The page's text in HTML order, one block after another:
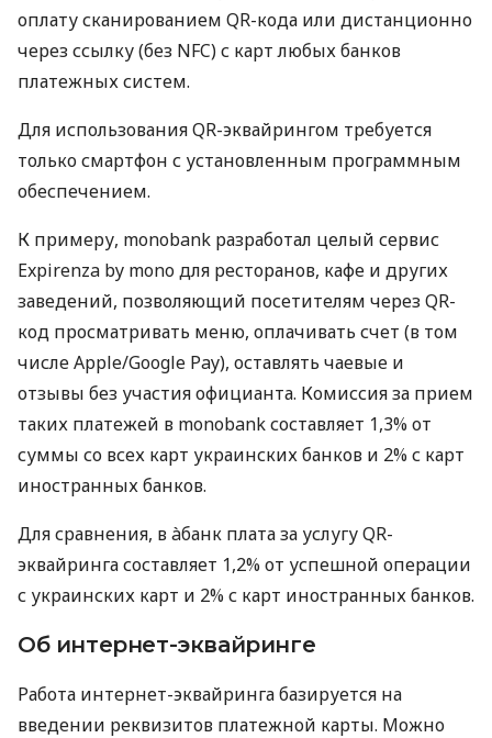
оплату сканированием QR-кода или дистанционно
через ссылку (без NFC) с карт любых банков
платежных систем.
Для использования QR-эквайрингом требуется
только смартфон с установленным программным
обеспечением.
К примеру, monobank разработал целый сервис
Expirenza by mono для ресторанов, кафе и других
заведений, позволяющий посетителям через QR-
код просматривать меню, оплачивать счет (в том
числе Apple/Google Pay), оставлять чаевые и
отзывы без участия официанта. Комиссия за прием
таких платежей в monobank составляет 1,3% от
суммы со всех карт украинских банков и 2% с карт
иностранных банков.
Для сравнения, в àбанк плата за услугу QR-
эквайринга составляет 1,2% от успешной операции
с украинских карт и 2% с карт иностранных банков.
Об интернет-эквайринге
Работа интернет-эквайринга базируется на
введении реквизитов платежной карты. Можно